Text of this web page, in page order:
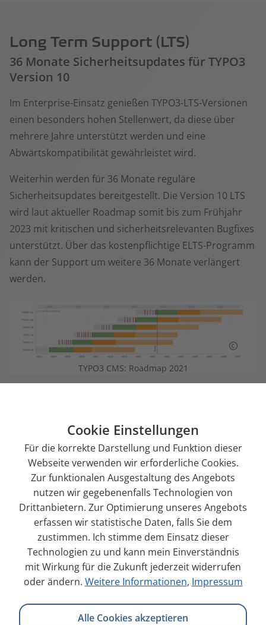
Long Term Support (LTS)
36 Monate Sicherheitsupdates für TYPO3
Version 10
Im Enterprise-Einsatz genießen TYPO3-LTS-Versionen
einen besonders hohen Stellenwert, da diese über
mehrere Jahre unterstützt werden und eine
Abwärtskompatibilität gewährleistet wird.
Weiterhin werden für 36 Monate reguläre
Sicherheitsupdates bereitgestellt. Die Version 10 LTS
wird laut aktueller Roadmap somit bis zum Frühjahr
2023 mit kritischen und sicherheitsrelevanten Bugfixes
unterstützt. Über das kostenpflichtige ELTS-Programm
kann der Support um weitere 36 Monate verlängert
werden.
TYPO3 CMS: Roadmap 2021
Updates bis 2026
Mehr zu Wartung und Support
Jetztwechseln?
Cookie Einstellungen
Für die korrekte Darstellung und Funktion dieser
Webseite verwenden wir erforderliche Cookies.
Zur funktionalen Ausgestaltung des Angebots
nutzen wir gegebenenfalls Technologien von
Drittanbietern. Zur Optimierung unseres Angebots
erfassen wir statistische Daten, falls Sie dem
zustimmen. Ich stimme dem Einsatz dieser
Technologien zu und kann mein Einverständnis
mit Wirkung für die Zukunft jederzeit widerrufen
oder ändern. Weitere Informationen, Impressum
Alle Cookies akzeptieren